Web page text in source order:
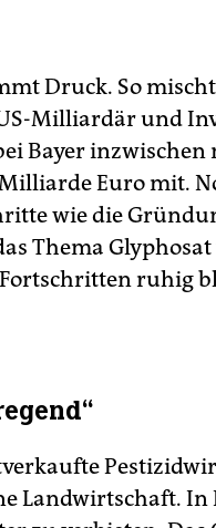
Druck. So
Milliardär und
Bayer inzwischen
Euro mit.
wie die
Thema
ruhig
Landwirtschaft.